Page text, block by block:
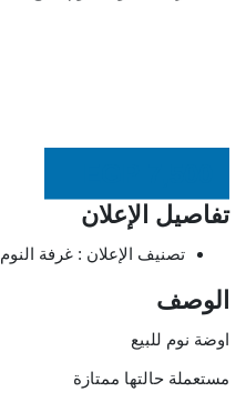
تفاصيل الإعلان
تصنيف الإعلان : غرفة النوم
الوصف
اوضة نوم للبيع
مستعملة حالتها ممتازة